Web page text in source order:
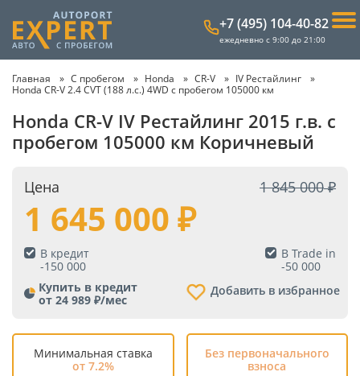
+7 (495) 104-40-82
ежедневно с 9:00 до 21:00
Главная С пробегом Honda CR-V
IV Рестайлинг
Honda CR-V 2.4 CVT (188 л.с.) 4WD с пробегом 105000 км
Honda CR-V IV Рестайлинг 2015 г.в. с
пробегом 105000 км Коричневый
Цена 1 845 000
1 645 000
В кредит
-150 000
В Trade in
-50 000
Купить в кредит
от 24 989 ₽/мес
Добавить в избранное
Минимальная ставка
от 7.2%
Без первоначального
взноса